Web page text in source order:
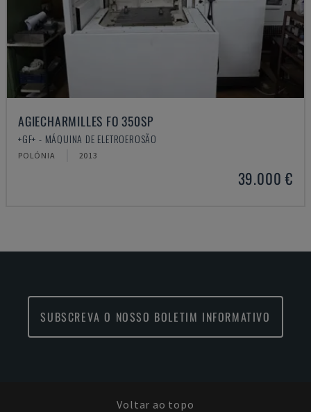
AGIECHARMILLES FO 350SP
+GF+ - MÁQUINA DE ELETROEROSÃO
POLÓNIA 2013
39.000 €
SUBSCREVA O NOSSO BOLETIM INFORMATIVO
Voltar ao topo